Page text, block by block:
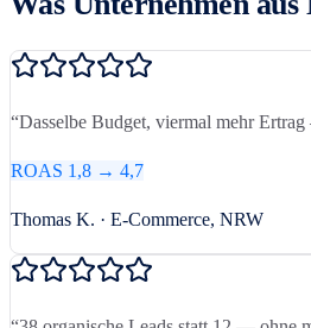
“Dasselbe Budget, viermal mehr
ROAS 1,8 → 4,7
Thomas K. · E-Commerce, NRW